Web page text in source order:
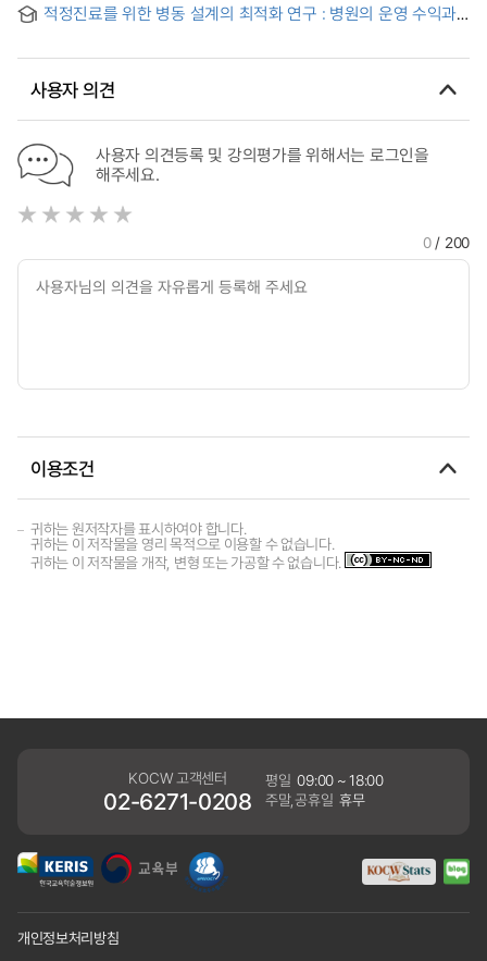
적정진료를 위한 병동 설계의 최적화 연구 : 병원의 운영 수익과
사용자 의견
사용자 의견등록 및 강의평가를 위해서는 로그인을
해주세요.
0/ 200
이용조건
귀하는 원저작자를 표시하여야 합니다.
귀하는 이 저작물을 영리 목적으로 이용할 수 없습니다.
귀하는 이 저작물을 개작, 변형 또는 가공할 수 없습니다.
KOCW 고객센터
02-6271-0208
평일 09:00 ~ 18:00
주말,공휴일 휴무
개인정보처리방침